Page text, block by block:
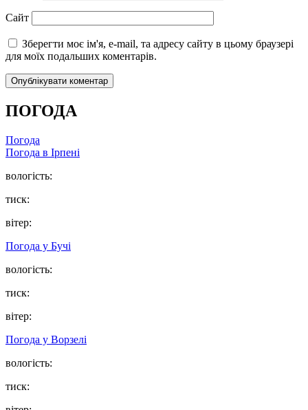
Сайт
Зберегти моє ім'я, e-mail, та адресу сайту в цьому браузері
для моїх подальших коментарів.
ПОГОДА
Погода
Погода в Ірпені
вологість:
тиск:
вітер:
Погода у Бучі
вологість:
тиск:
вітер:
Погода у Ворзелі
вологість:
тиск: